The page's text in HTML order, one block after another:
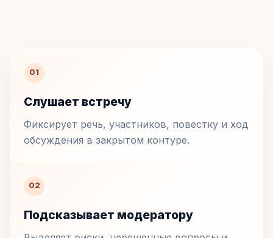
01
Слушает встречу
Фиксирует речь, участников, повестку и ход
обсуждения в закрытом контуре.
02
Подсказывает модератору